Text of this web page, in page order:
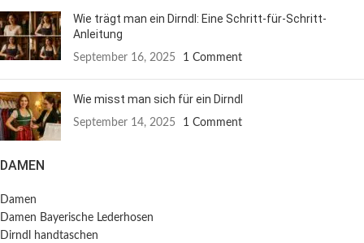
Wie trägt man ein Dirndl: Eine Schritt-für-Schritt-
Anleitung
September 16, 2025 1 Comment
Wie misst man sich für ein Dirndl
September 14, 2025 1 Comment
DAMEN
Damen
Damen Bayerische Lederhosen
Dirndl handtaschen